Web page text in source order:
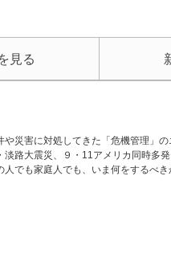
見る
災害に対処してきた「危機管理」
路大震災、９・11アメリカ同時多発
人でも家庭人でも、いま何をするべ